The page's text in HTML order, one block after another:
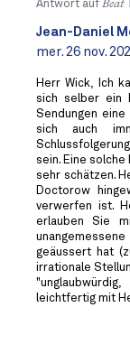
Antwort auf Beat
Jean-Daniel
mer. 26 nov.
Herr Wick, Ich
sich selber ein
Sendungen
sich auch
sein. Eine solche
sehr schätzen.
Doctorow
verwerfen ist.
erlauben Sie
geäussert hat
irrationale
leichtfertig mit